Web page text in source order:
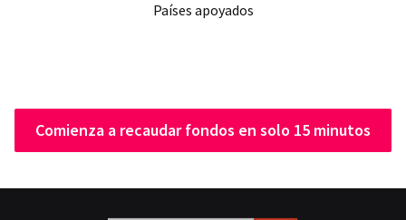
Países apoyados
Comienza a recaudar fondos en solo 15 minutos